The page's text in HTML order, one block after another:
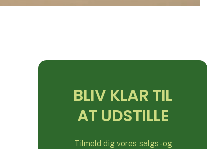
BLIV KLAR TIL
AT UDSTILLE
Tilmeld dig vores salgs- og